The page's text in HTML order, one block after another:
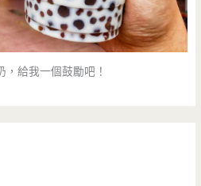
，給我一個鼓勵吧！